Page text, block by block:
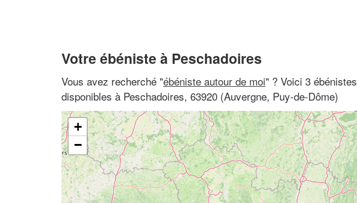
Votre ébéniste à Peschadoires
Vous avez recherché "ébéniste autour de moi" ? Voici 3 ébénistes
disponibles à Peschadoires, 63920 (Auvergne, Puy-de-Dôme)
+
−